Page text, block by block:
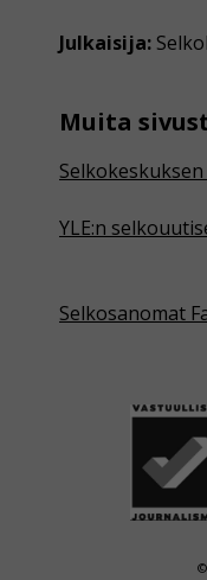
Julkaisija:
Muita
YLE:n
Selkosanomat